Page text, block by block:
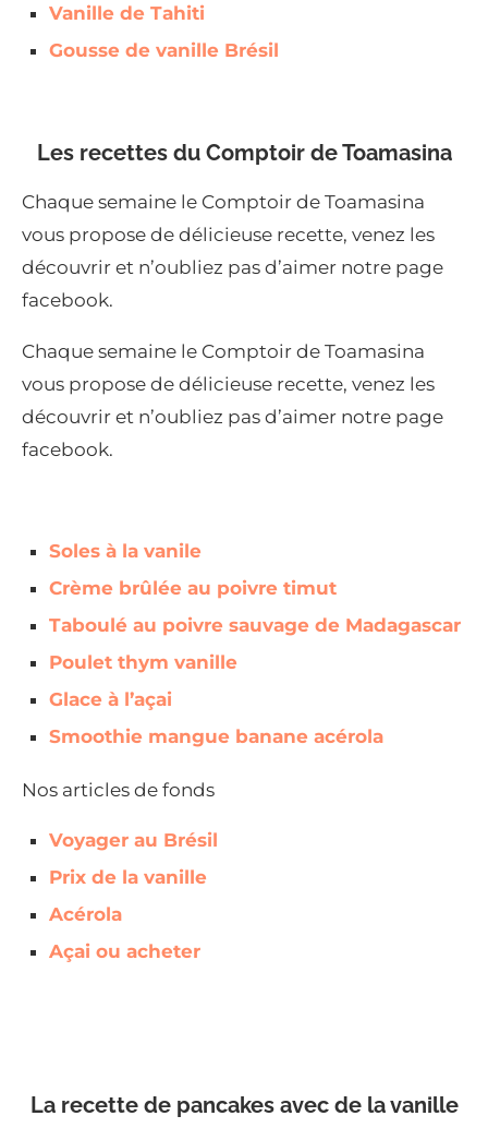
Vanille de Tahiti
Gousse de vanille Brésil
Les recettes du Comptoir de Toamasina
Chaque semaine le Comptoir de Toamasina
vous propose de délicieuse recette, venez les
découvrir et n’oubliez pas d’aimer notre page
facebook.
Chaque semaine le Comptoir de Toamasina
vous propose de délicieuse recette, venez les
découvrir et n’oubliez pas d’aimer notre page
facebook.
Soles à la vanile
Crème brûlée au poivre timut
Taboulé au poivre sauvage de Madagascar
Poulet thym vanille
Glace à l’açai
Smoothie mangue banane acérola
Nos articles de fonds
Voyager au Brésil
Prix de la vanille
Acérola
Açai ou acheter
La recette de pancakes avec de la vanille